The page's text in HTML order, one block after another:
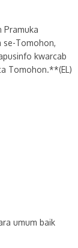
Pramuka
se-Tomohon,
kwarcab
Tomohon.**(EL)
umum baik